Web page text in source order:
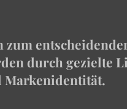
durch gezielte
Markenidentität.